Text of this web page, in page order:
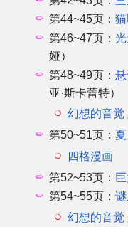
第44~45页：
第46~47页：
娅）
第48~49页：
亚·斯卡蕾特）
幻想的音觉
第50~51页：
四格漫画
第52~53页：
第54~55页：
幻想的音觉